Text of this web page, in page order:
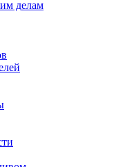
делам